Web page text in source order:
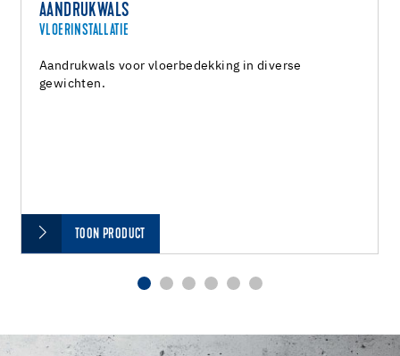
AANDRUKWALS
VLOERINSTALLATIE
Aandrukwals voor vloerbedekking in diverse
gewichten.
TOON PRODUCT